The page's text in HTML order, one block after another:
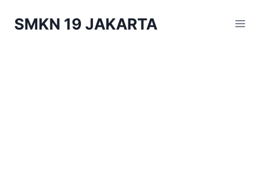
SMKN 19 JAKARTA